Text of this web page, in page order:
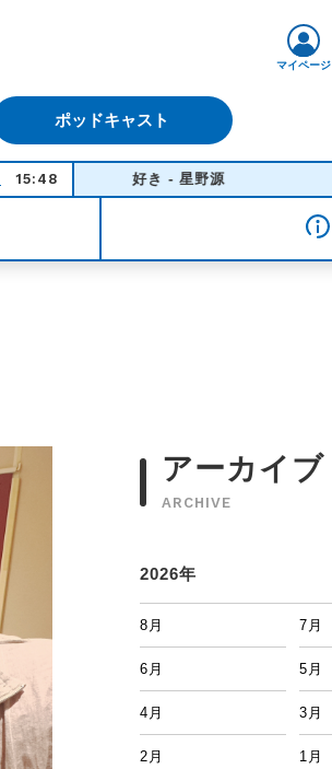
ポッドキャスト
マイページ
15:48 好き - 星野源
アーカイブ
ARCHIVE
2026年
8月 7月
6月 5月
4月 3月
2月 1月